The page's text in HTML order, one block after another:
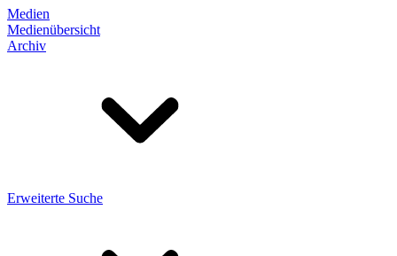
Medien
Medienübersicht
Archiv
Erweiterte Suche